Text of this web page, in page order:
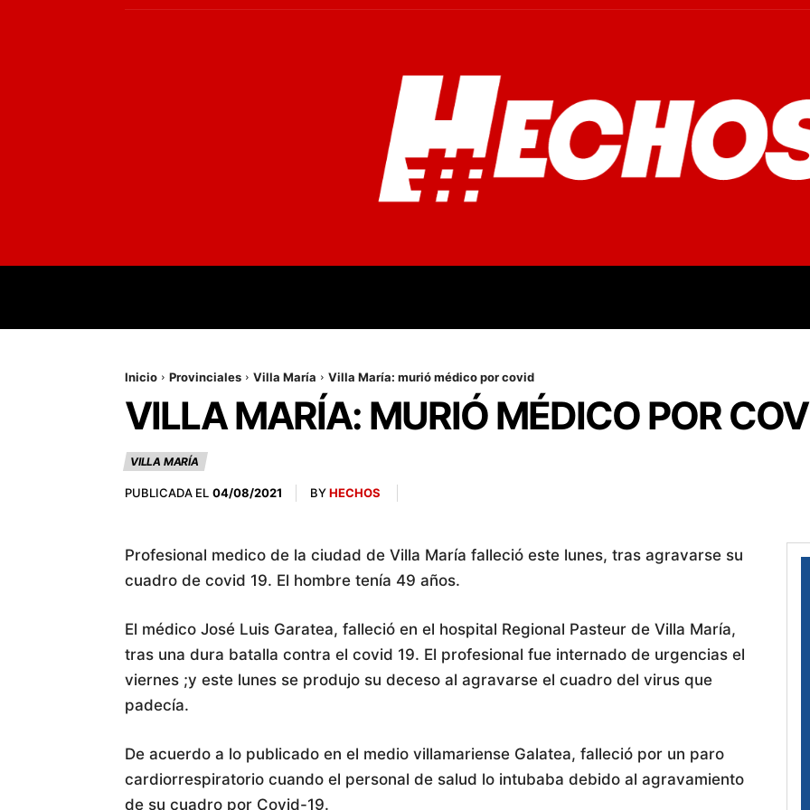
Inicio Provinciales Villa María Villa María: murió médico por covid
VILLA MARÍA: MURIÓ MÉDICO POR
VILLA MARÍA
PUBLICADA EL 04/08/2021 BYHECHOS
Profesional medico de la ciudad de Villa María falleció este lunes, tras agravarse su
cuadro de covid 19. El hombre tenía 49 años.
El médico José Luis Garatea, falleció en el hospital Regional Pasteur de Villa María,
tras una dura batalla contra el covid 19. El profesional fue internado de urgencias el
viernes ;y este lunes se produjo su deceso al agravarse el cuadro del virus que
padecía.
De acuerdo a lo publicado en el medio villamariense Galatea, falleció por un paro
cardiorrespiratorio cuando el personal de salud lo intubaba debido al agravamiento
de su cuadro por Covid-19.